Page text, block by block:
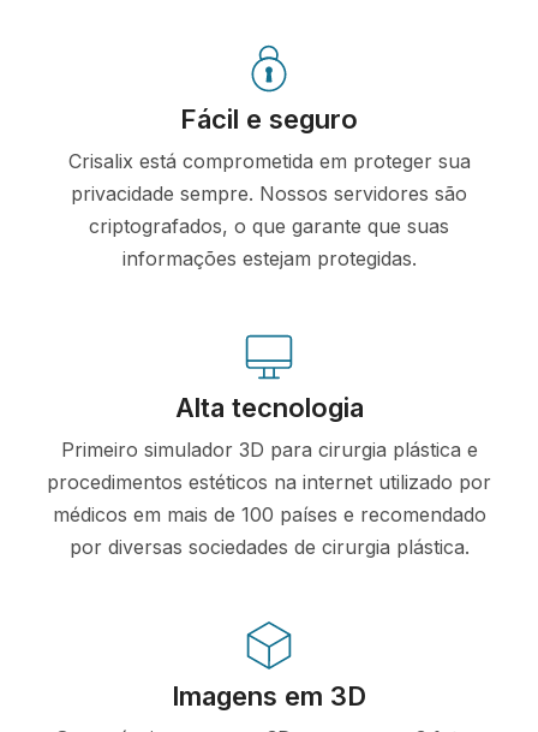
Fácil e seguro
Crisalix está comprometida em proteger sua
privacidade sempre. Nossos servidores são
criptografados, o que garante que suas
informações estejam protegidas.
Alta tecnologia
Primeiro simulador 3D para cirurgia plástica e
procedimentos estéticos na internet utilizado por
médicos em mais de 100 países e recomendado
por diversas sociedades de cirurgia plástica.
Imagens em 3D